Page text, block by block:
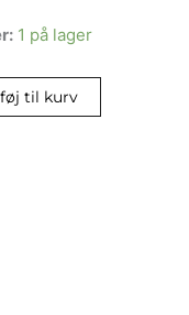
1 på lager
til kurv